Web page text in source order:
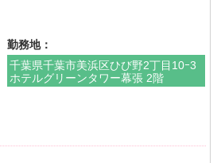
勤務地：
千葉県千葉市美浜区ひび野2丁目10ｰ3
ホテルグリーンタワー幕張 2階